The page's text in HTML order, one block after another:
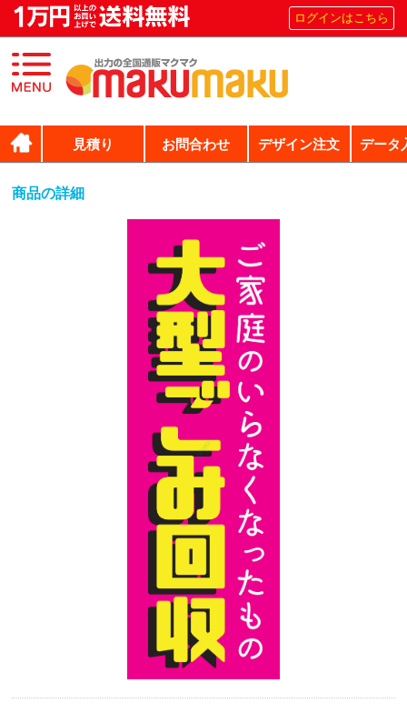
ログインはこちら
見積り お問合わせ デザイン注文 データ
商品の詳細